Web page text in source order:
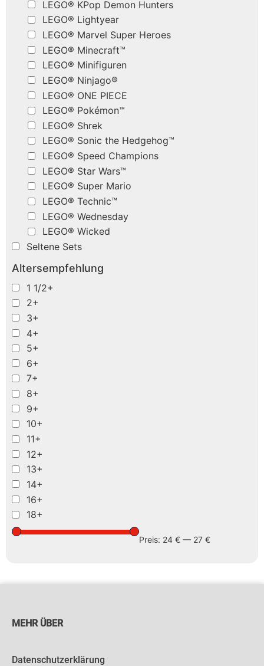
LEGO® KPop Demon Hunters
LEGO® Lightyear
LEGO® Marvel Super Heroes
LEGO® Minecraft™
LEGO® Minifiguren
LEGO® Ninjago®
LEGO® ONE PIECE
LEGO® Pokémon™
LEGO® Shrek
LEGO® Sonic the Hedgehog™
LEGO® Speed Champions
LEGO® Star Wars™
LEGO® Super Mario
LEGO® Technic™
LEGO® Wednesday
LEGO® Wicked
Seltene Sets
Altersempfehlung
1 1/2+
2+
3+
4+
5+
6+
7+
8+
9+
10+
11+
12+
13+
14+
16+
18+
Preis: 24 € — 27 €
MEHR ÜBER
Datenschutzerklärung